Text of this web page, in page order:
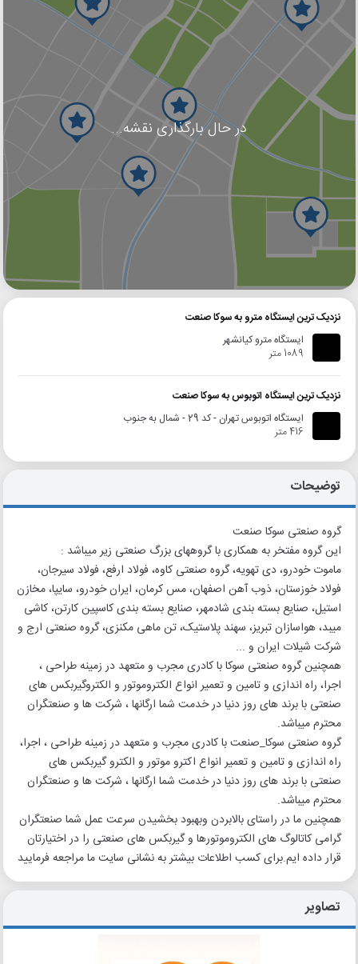
در حال بارگذاری نقشه...
گوگل
نزدیک ترین ایستگاه مترو به سوکا صنعت
ایستگاه مترو کیانشهر
1089 متر
نزدیک ترین ایستگاه اتوبوس به سوکا صنعت
ایستگاه اتوبوس تهران - کد 29 - شمال به جنوب
416 متر
توضیحات
گروه صنعتی سوکا صنعت
این گروه مفتخر به همکاری با گروههای بزرگ صنعتی زیر میباشد :
ماموت خودرو، دی تهویه، گروه صنعتی کاوه، فولاد ارفع، فولاد سیرجان،
فولاد خوزستان، ذوب آهن اصفهان، مس کرمان، ایران خودرو، سایپا، مخازن
استیل، صنایع بسته بندی شادمهر، صنایع بسته بندی کاسپین کارتن، کاشی
میبد، هواسازان تبریز، سهند پلاستیک، تن ماهی مکنزی، گروه صنعتی ارج و
شرکت شیلات ایران و ...
همچنین گروه صنعتی سوکا با کادری مجرب و متعهد در زمینه طراحی ،
اجرا، راه اندازی و تامین و تعمیر انواع الکتروموتور و الکتروگیربکس های
صنعتی با برند های روز دنیا در خدمت شما ارگانها ، شرکت ها و صنعتگران
محترم میباشد.
گروه صنعتی سوکا_صنعت با کادری مجرب و متعهد در زمینه طراحی ، اجرا،
راه اندازی و تامین و تعمیر انواع اکترو موتور و الکترو گیربکس های
صنعتی با برند های روز دنیا در خدمت شما ارگانها ، شرکت ها و صنعتگران
محترم میباشد.
همچنین ما در راستای بالابردن وبهبود بخشیدن سرعت عمل شما صنعتگران
گرامی کاتالوگ های الکتروموتورها و گیربکس های صنعتی را در اختیارتان
قرار داده ایم.برای کسب اطلاعات بیشتر به نشانی سایت ما مراجعه فرمایید
تصاویر